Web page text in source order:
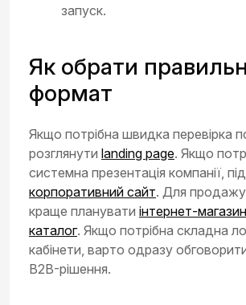
запуск.
Як обрати
формат
Якщо потрібна швидка перевірка
розглянути landing page. Якщо
системна презентація компанії,
корпоративний сайт. Для продажу
краще планувати інтернет-магазин
каталог. Якщо потрібна складна
кабінети, варто одразу
B2B-рішення.